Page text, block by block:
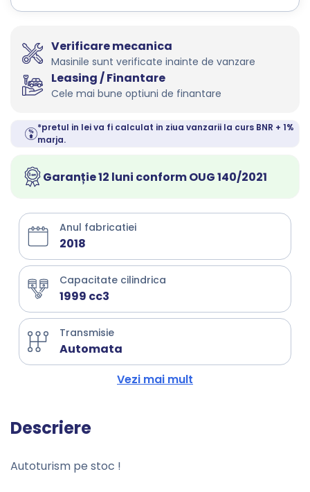
Verificare mecanica
Masinile sunt verificate inainte de vanzare
Leasing / Finantare
Cele mai bune optiuni de finantare
*pretul in lei va fi calculat in ziua vanzarii la curs BNR + 1%
marja.
Garanție 12 luni conform OUG 140/2021
Anul fabricatiei
2018
Capacitate cilindrica
1999 cc3
Transmisie
Automata
Vezi mai mult
Descriere
Autoturism pe stoc !